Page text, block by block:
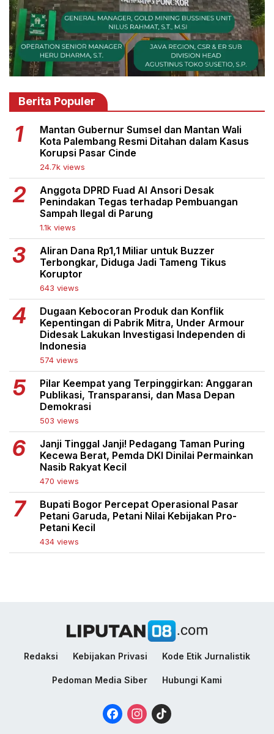
Berita Populer
Mantan Gubernur Sumsel dan Mantan Wali
Kota Palembang Resmi Ditahan dalam Kasus
Korupsi Pasar Cinde
24.7k views
Anggota DPRD Fuad Al Ansori Desak
Penindakan Tegas terhadap Pembuangan
Sampah Ilegal di Parung
1.1k views
Aliran Dana Rp1,1 Miliar untuk Buzzer
Terbongkar, Diduga Jadi Tameng Tikus
Koruptor
643 views
Dugaan Kebocoran Produk dan Konflik
Kepentingan di Pabrik Mitra, Under Armour
Didesak Lakukan Investigasi Independen di
Indonesia
574 views
Pilar Keempat yang Terpinggirkan: Anggaran
Publikasi, Transparansi, dan Masa Depan
Demokrasi
503 views
Janji Tinggal Janji! Pedagang Taman Puring
Kecewa Berat, Pemda DKI Dinilai Permainkan
Nasib Rakyat Kecil
470 views
Bupati Bogor Percepat Operasional Pasar
Petani Garuda, Petani Nilai Kebijakan Pro-
Petani Kecil
434 views
Redaksi Kebijakan Privasi Kode Etik Jurnalistik
Pedoman Media Siber Hubungi Kami
FacebookInstagram